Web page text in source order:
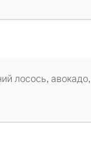
лосось, авокадо,